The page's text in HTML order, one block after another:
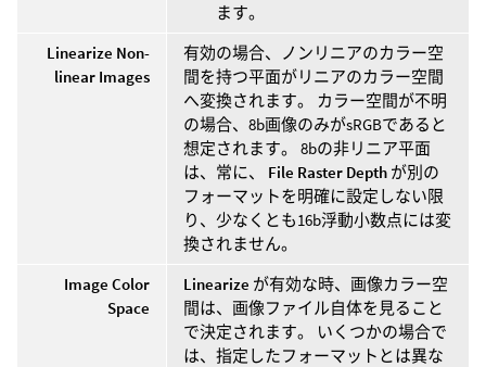
ます。
Linearize Non-
linear Images
有効の場合、ノンリニアのカラー空
間を持つ平面がリニアのカラー空間
へ変換されます。 カラー空間が不明
の場合、8b画像のみがsRGBであると
想定されます。 8bの非リニア平面
は、常に、 File Raster Depth が別の
フォーマットを明確に設定しない限
り、少なくとも16b浮動小数点には変
換されません。
Image Color
Space
Linearize が有効な時、画像カラー空
間は、画像ファイル自体を見ること
で決定されます。 いくつかの場合で
は、指定したフォーマットとは異な